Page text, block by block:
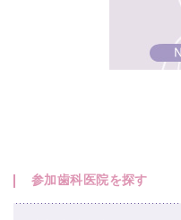
参加歯科医院を探す